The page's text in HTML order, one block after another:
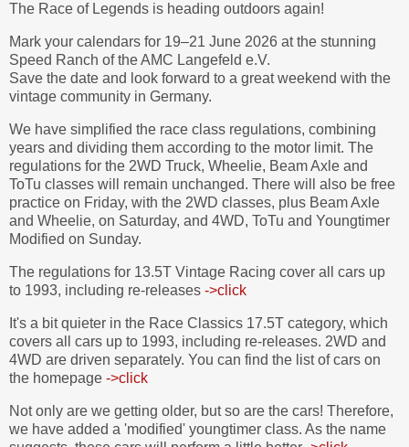
The Race of Legends is heading outdoors again!
Mark your calendars for 19–21 June 2026 at the stunning
Speed Ranch of theAMC Langefeld e.V.
Save the date and look forward to a great weekend with the
vintage community in Germany.
We have simplified the race class regulations, combining
years and dividing them according to the motor limit. The
regulations for the 2WD Truck, Wheelie, Beam Axle and
ToTu classes will remain unchanged. There will also be free
practice on Friday, with the 2WD classes, plus Beam Axle
and Wheelie, on Saturday, and 4WD, ToTu and Youngtimer
Modified on Sunday.
The regulations for 13.5T Vintage Racing cover all cars up
to 1993, including re-releases ->click
It's a bit quieter in the Race Classics 17.5T category, which
covers all cars up to 1993, including re-releases. 2WD and
4WD are driven separately. You can find the list of cars on
the homepage ->click
Not only are we getting older, but so are the cars! Therefore,
we have added a 'modified' youngtimer class. As the name